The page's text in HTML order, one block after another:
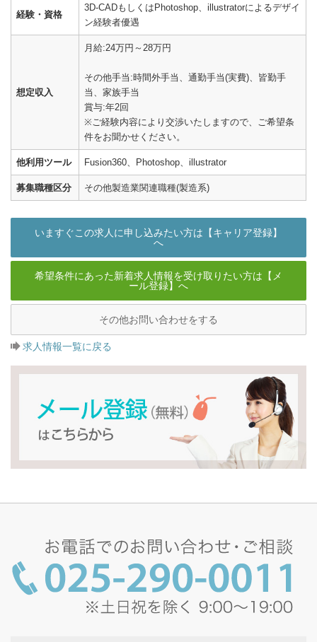
経験・資格
3D-CADもしくはPhotoshop、illustratorによるデザイ
ン経験者優遇
想定収入
月給:24万円～28万円
その他手当:時間外手当、通勤手当(実費)、皆勤手
当、家族手当
賞与:年2回
※ご経験内容により交渉いたしますので、ご希望条
件をお聞かせください。
他利用ツール Fusion360、Photoshop、illustrator
募集職種区分 その他製造業関連職種(製造系)
いますぐこの求人に申し込みたい方は【キャリア登録】
へ
希望条件にあった新着求人情報を受け取りたい方は【メ
ール登録】へ
その他お問い合わせをする
求人情報一覧に戻る